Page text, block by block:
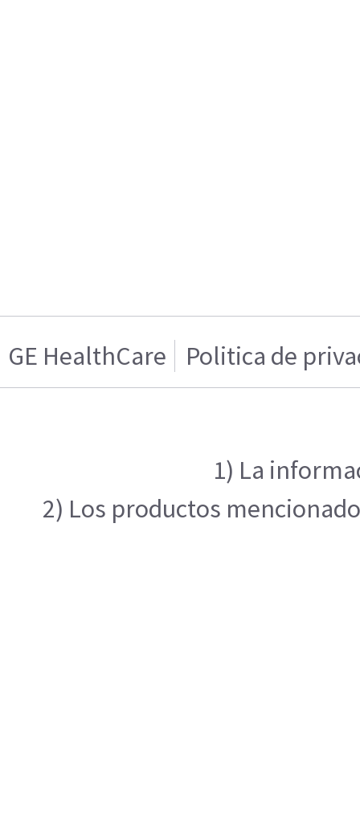
GE HealthCare Politica de
1) La
2) Los productos